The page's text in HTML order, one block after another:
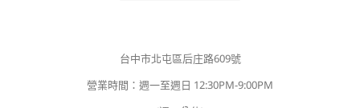
台中市北屯區后庄路609號
營業時間：週一至週日 12:30PM-9:00PM